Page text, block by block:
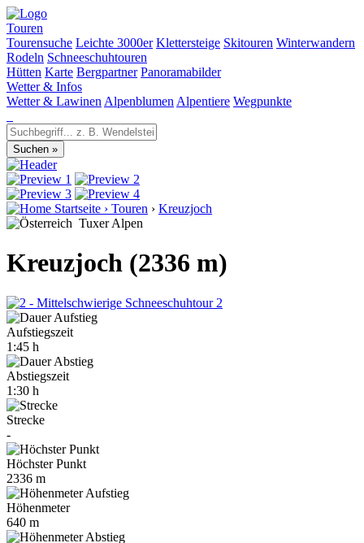
Touren
Tourensuche Leichte 3000er Klettersteige Skitouren Winterwandern
Rodeln Schneeschuhtouren
Hütten Karte Bergpartner Panoramabilder
Wetter & Infos
Wetter & Lawinen Alpenblumen Alpentiere Wegpunkte
Startseite › Touren › Kreuzjoch
Tuxer Alpen
Kreuzjoch (2336 m)
2
Aufstiegszeit
1:45 h
Abstiegszeit
1:30 h
Strecke
-
Höchster Punkt
2336 m
Höhenmeter
640 m